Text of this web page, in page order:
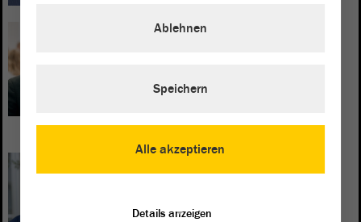
Verkehr
Jagd- und Schützenwesen
Alle akzeptieren
Ablehnen
Speichern
Details anzeigen